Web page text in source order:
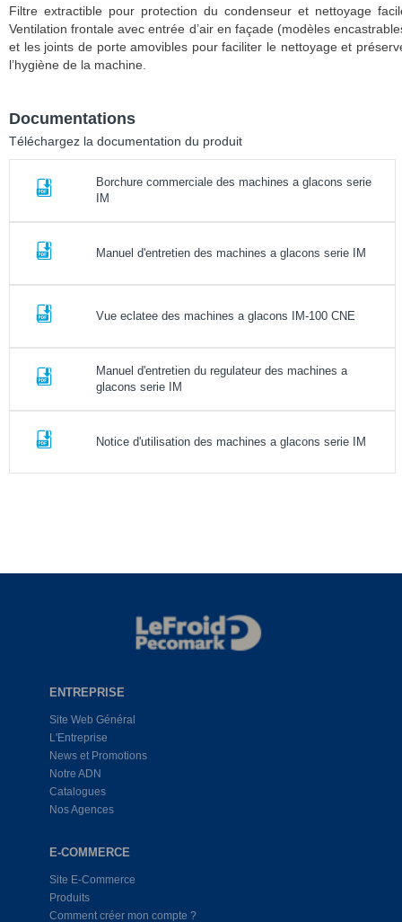
Filtre extractible pour protection du condenseur et nettoyage
Ventilation frontale avec entrée d’air en façade (modèles
et les joints de porte amovibles pour faciliter le nettoyage et
l’hygiène de la machine.
Documentations
Téléchargez la documentation du produit
Borchure commerciale des machines a glacons serie
IM
Manuel d'entretien des machines a glacons serie IM
Vue eclatee des machines a glacons IM-100 CNE
Manuel d'entretien du regulateur des machines a
glacons serie IM
Notice d'utilisation des machines a glacons serie IM
ENTREPRISE
Site Web Général
L'Entreprise
News et Promotions
Notre ADN
Catalogues
Nos Agences
E-COMMERCE
Site E-Commerce
Produits
Comment créer mon compte ?